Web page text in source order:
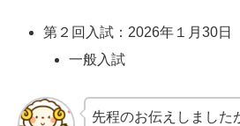
第２回入試：2026年１月30日
一般入試
先程のお伝えしました